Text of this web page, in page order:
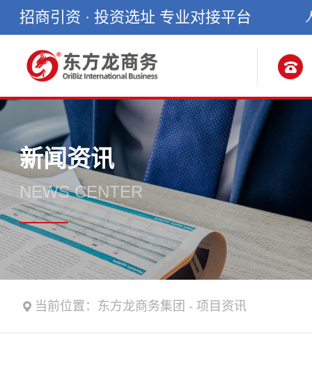
招商引资 · 投资选址 专业对接平台
新闻资讯
NEWS CENTER
当前位置： 东方龙商务集团 - 项目资讯